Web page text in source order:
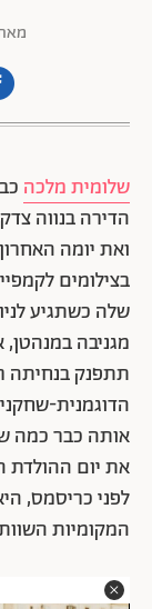
שלומית מלכה
הדירה בנווה
ואת יומה
בצילומים
שלה כשתגיע
מגניבה
תתפנק בנחיתה
הדוגמנית-
אותה כבר כמה
לפני כריסמס,
המקומיות